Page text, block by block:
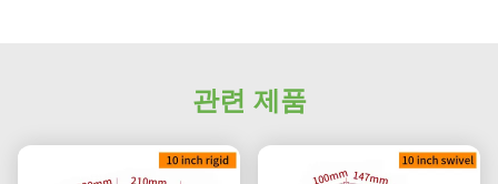
관련 제품